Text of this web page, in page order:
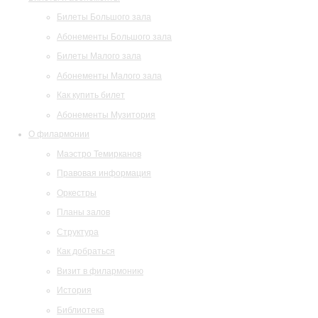
Билеты Большого зала
Абонементы Большого зала
Билеты Малого зала
Абонементы Малого зала
Как купить билет
Абонементы Музитория
О филармонии
Маэстро Темирканов
Правовая информация
Оркестры
Планы залов
Структура
Как добраться
Визит в филармонию
История
Библиотека